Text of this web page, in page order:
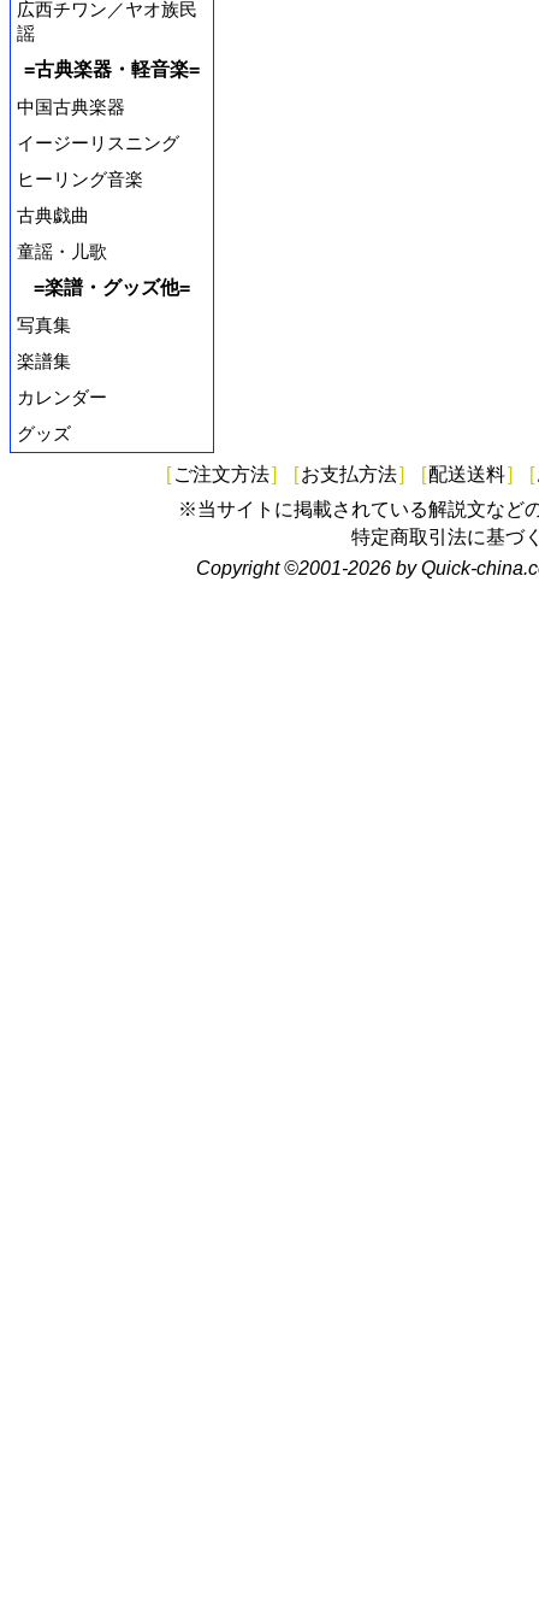
広西チワン／ヤオ族民
謡
=古典楽器・軽音楽=
中国古典楽器
イージーリスニング
ヒーリング音楽
古典戯曲
童謡・儿歌
=楽譜・グッズ他=
写真集
楽譜集
カレンダー
グッズ
[ ご注文方法] [お支払方法] [配送送料] [
※当サイトに掲載されている解説文など
特定商取引法に基づ
Copyright ©2001-2026 by Quick-